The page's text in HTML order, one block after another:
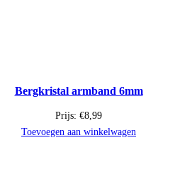
Bergkristal armband 6mm
Prijs: €8,99
Toevoegen aan winkelwagen